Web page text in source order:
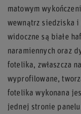
matowym
wewnątrz siedziska i
widoczne są białe
naramiennych oraz
fotelika, zwłaszcza
wyprofilowane,
fotelika wykonana
jednej stronie